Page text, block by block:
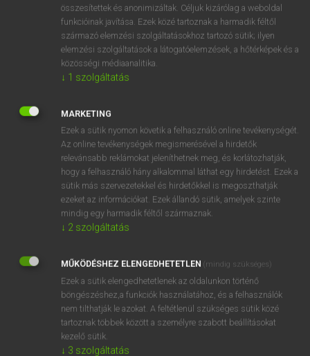
OOOOPS!
SZOTAR.NET APPLIKÁCIÓ
MICROSOFT OFFICE BŐVÍTMÉNY
BEÉPÜLŐ SZÓTÁRMODUL
ONLINE NYELVVIZSGA
EGYÉNI FELHASZNÁLÓKNAK
TANULÓKNAK
OKTATÁSI INTÉZMÉNYEKNEK
VÁLLALATI MEGOLDÁSOK
összesítettek és anonimizáltak. Céljuk kizárólag a weboldal
funkcióinak javítása. Ezek közé tartoznak a harmadik féltől
származó elemzési szolgáltatásokhoz tartozó sütik; ilyen
elemzési szolgáltatások a látogatóelemzések, a hőtérképek és a
közösségi médiaanalitika.
↓ 1 szolgáltatás
MARKETING
Ezek a sütik nyomon követik a felhasználó online tevékenységét.
Az online tevékenységek megismerésével a hirdetők
relevánsabb reklámokat jeleníthetnek meg, és korlátozhatják,
hogy a felhasználó hány alkalommal láthat egy hirdetést. Ezek a
sütik más szervezetekkel és hirdetőkkel is megoszthatják
ezeket az információkat. Ezek állandó sütik, amelyek szinte
mindig egy harmadik féltől származnak.
↓ 2 szolgáltatás
MŰKÖDÉSHEZ ELENGEDHETETLEN (mindig szükséges)
Ezek a sütik elengedhetetlenek az oldalunkon történő
böngészéshez,a funkciók használatához, és a felhasználók
nem tilthatják le azokat. A feltétlenül szükséges sütik közé
tartoznak többek között a személyre szabott beállításokat
kezelő sütik.
↓ 3 szolgáltatás